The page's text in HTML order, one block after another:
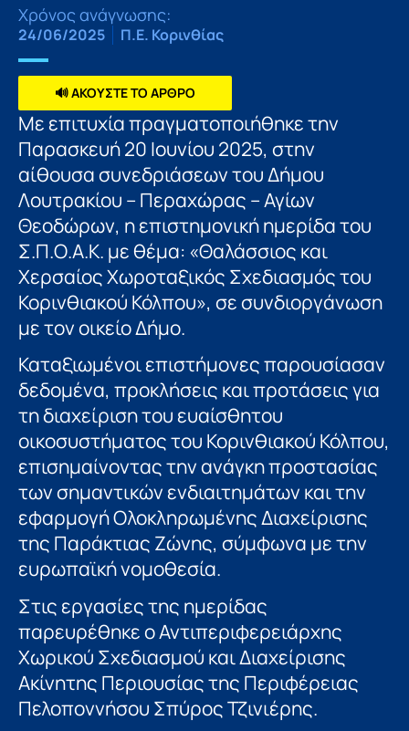
Χρόνος ανάγνωσης:
24/06/2025 Π.Ε. Κορινθίας
🔊 ΑΚΟΥΣΤΕ ΤΟ ΑΡΘΡΟ
Με επιτυχία πραγματοποιήθηκε την
Παρασκευή 20 Ιουνίου 2025, στην
αίθουσα συνεδριάσεων του Δήμου
Λουτρακίου – Περαχώρας – Αγίων
Θεοδώρων, η επιστημονική ημερίδα του
Σ.Π.Ο.Α.Κ. με θέμα: «Θαλάσσιος και
Χερσαίος Χωροταξικός Σχεδιασμός του
Κορινθιακού Κόλπου», σε συνδιοργάνωση
με τον οικείο Δήμο.
Καταξιωμένοι επιστήμονες παρουσίασαν
δεδομένα, προκλήσεις και προτάσεις για
τη διαχείριση του ευαίσθητου
οικοσυστήματος του Κορινθιακού Κόλπου,
επισημαίνοντας την ανάγκη προστασίας
των σημαντικών ενδιαιτημάτων και την
εφαρμογή Ολοκληρωμένης Διαχείρισης
της Παράκτιας Ζώνης, σύμφωνα με την
ευρωπαϊκή νομοθεσία.
Στις εργασίες της ημερίδας
παρευρέθηκε ο Αντιπεριφερειάρχης
Χωρικού Σχεδιασμού και Διαχείρισης
Ακίνητης Περιουσίας της Περιφέρειας
Πελοποννήσου Σπύρος Τζινιέρης.